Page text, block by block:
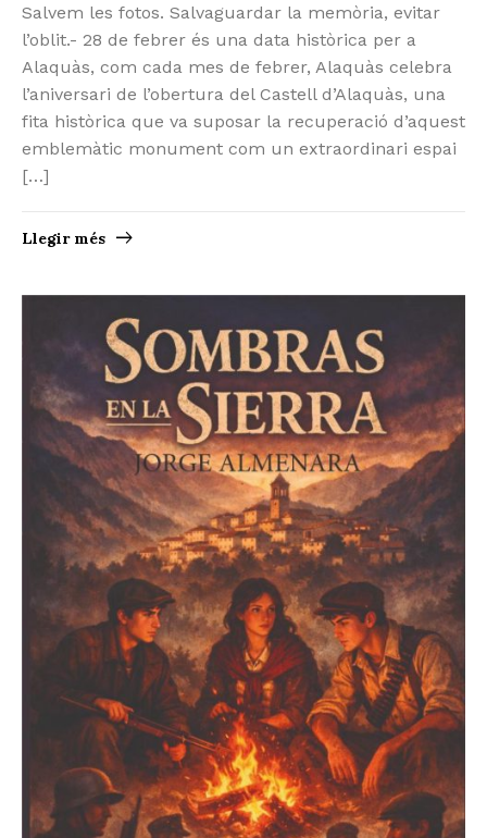
Salvem les fotos. Salvaguardar la memòria, evitar
l’oblit.- 28 de febrer és una data històrica per a
Alaquàs, com cada mes de febrer, Alaquàs celebra
l’aniversari de l’obertura del Castell d’Alaquàs, una
fita històrica que va suposar la recuperació d’aquest
emblemàtic monument com un extraordinari espai
[…]
Llegir més